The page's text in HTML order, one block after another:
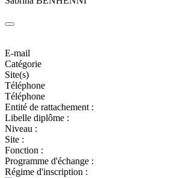
E-mail
Catégorie
Site(s)
Téléphone
Téléphone
Entité de rattachement :
Libelle diplôme :
Niveau :
Site :
Fonction :
Programme d'échange :
Régime d'inscription :